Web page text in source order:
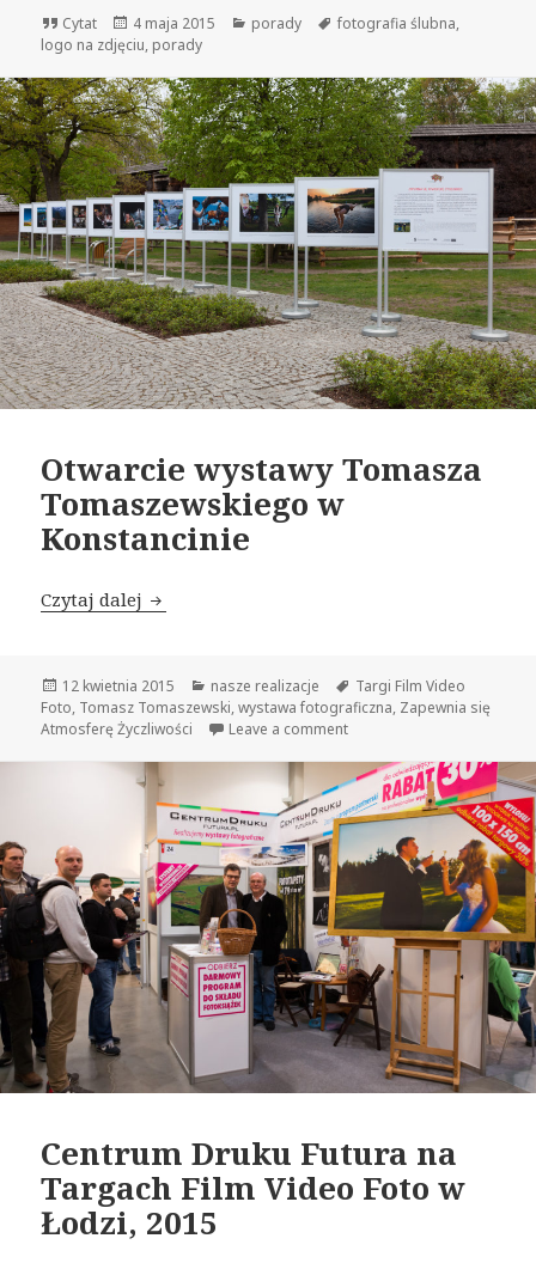
Format
wpisu
Cytat Opublikowano
4 maja 2015 Kategorie
porady Tagi
fotografia ślubna,
logo na zdjęciu, porady
Otwarcie wystawy Tomasza
Tomaszewskiego w
Konstancinie
Czytaj dalej Otwarcie wystawy Tomasza
Opublikowano
12 kwietnia 2015 Kategorie
nasze realizacje Tagi
Targi Film Video
Foto, Tomasz Tomaszewski,wystawa fotograficzna, Zapewnia się
Atmosferę Życzliwości
Leave a comment
Centrum Druku Futura na
Targach Film Video Foto w
Łodzi, 2015